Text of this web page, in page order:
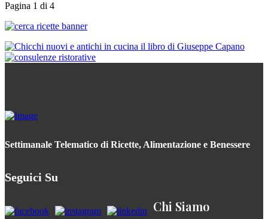
Pagina 1 di 4
Settimanale Telematico di Ricette, Alimentazione e Benessere
Seguici Su
Chi Siamo